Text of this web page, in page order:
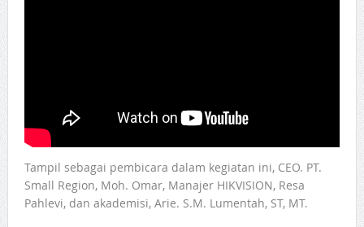
Tampil sebagai pembicara dalam kegiatan ini, CEO. PT.
Small Region, Moh. Omar, Manajer HIKVISION, Resa
Pahlevi, dan akademisi, Arie. S.M. Lumentah, ST, MT.